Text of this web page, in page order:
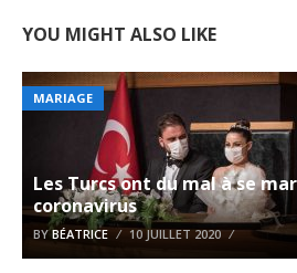
YOU MIGHT ALSO LIKE
MARIAGE
Les Turcs ont du mal à se
coronavirus
BYBÉATRICE 10 JUILLET 2020